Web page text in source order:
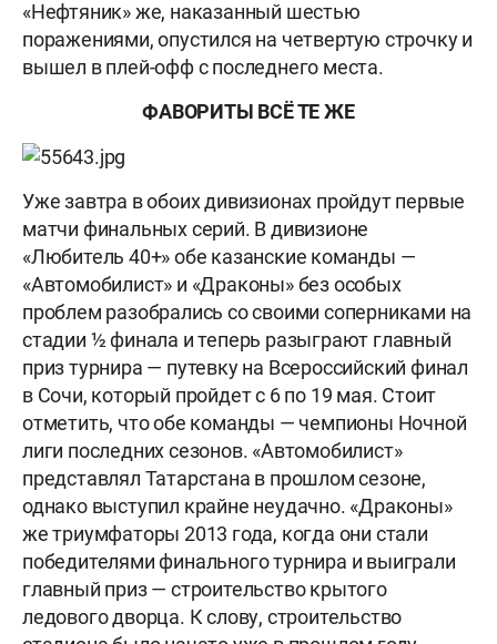
«Нефтяник» же, наказанный шестью
поражениями, опустился на четвертую строчку и
вышел в плей-офф с последнего места.
ФАВОРИТЫ ВСЁ ТЕ ЖЕ
Уже завтра в обоих дивизионах пройдут первые
матчи финальных серий. В дивизионе
«Любитель 40+» обе казанские команды —
«Автомобилист» и «Драконы» без особых
проблем разобрались со своими соперниками на
стадии ½ финала и теперь разыграют главный
приз турнира — путевку на Всероссийский финал
в Сочи, который пройдет с 6 по 19 мая. Стоит
отметить, что обе команды — чемпионы Ночной
лиги последних сезонов. «Автомобилист»
представлял Татарстана в прошлом сезоне,
однако выступил крайне неудачно. «Драконы»
же триумфаторы 2013 года, когда они стали
победителями финального турнира и выиграли
главный приз — строительство крытого
ледового дворца. К слову, строительство